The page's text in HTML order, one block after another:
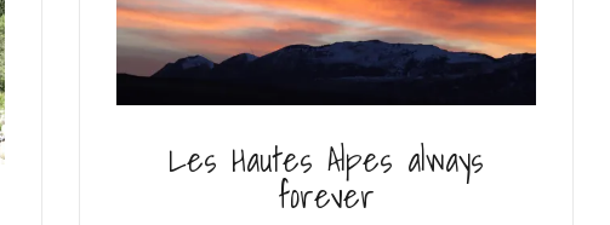
Les Hautes Alpes always
forever